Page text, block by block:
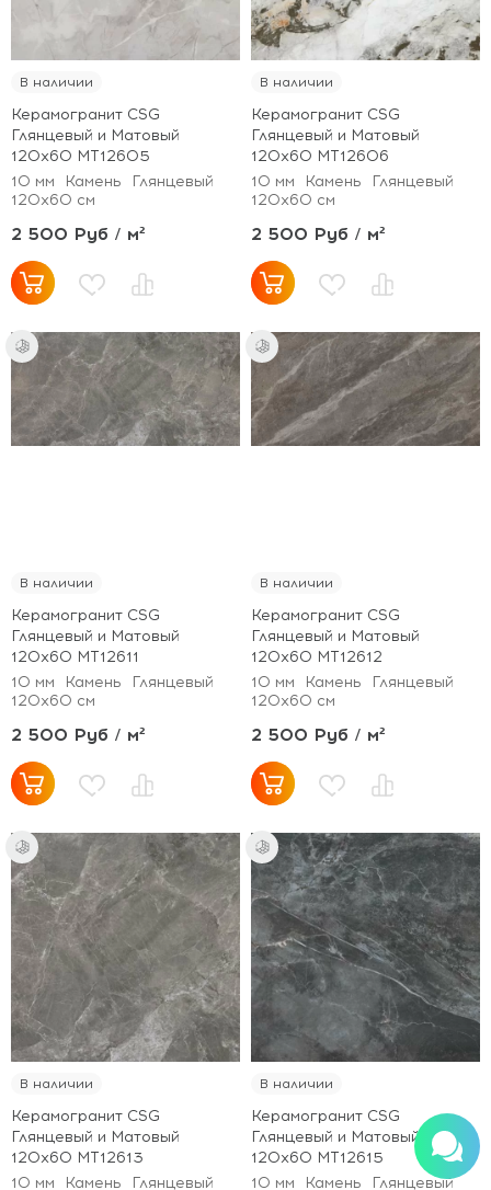
В наличии
Керамогранит CSG
Глянцевый и Матовый
120x60 MT12605
10 мм
Камень
Глянцевый
120x60 см
2 500 Руб / м²
В наличии
Керамогранит CSG
Глянцевый и Матовый
120x60 MT12606
10 мм
Камень
Глянцевый
120x60 см
2 500 Руб / м²
В наличии
Керамогранит CSG
Глянцевый и Матовый
120x60 MT12611
10 мм
Камень
Глянцевый
120x60 см
2 500 Руб / м²
В наличии
Керамогранит CSG
Глянцевый и Матовый
120x60 MT12612
10 мм
Камень
Глянцевый
120x60 см
2 500 Руб / м²
В наличии
Керамогранит CSG
Глянцевый и Матовый
120x60 MT12613
10 мм
Камень Глянцевый
В наличии
Керамогранит CSG
Глянцевый и Матовый
120x60 MT12615
10 мм
Камень Глянцевый